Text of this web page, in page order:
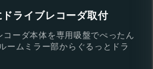
ライブレコーダ取付
コーダ本体を専用吸盤でぺったん
ームミラー部からぐるっとドラ